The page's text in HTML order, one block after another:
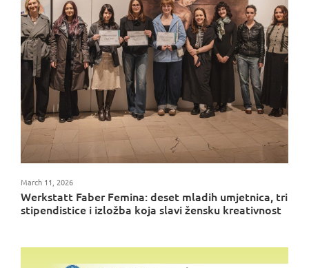
Werkstatt Faber Femina: deset mladih umjetnica, tri
stipendistice i izložba koja slavi žensku kreativnost
March 11, 2026